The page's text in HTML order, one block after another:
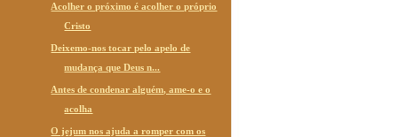
Acolher o próximo é acolher o próprio
Cristo
Deixemo-nos tocar pelo apelo de
mudança que Deus n...
Antes de condenar alguém, ame-o e o
acolha
O jejum nos ajuda a romper com os